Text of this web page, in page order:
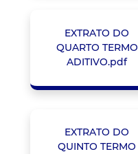
EXTRATO DO
QUARTO TERMO
ADITIVO.pdf
EXTRATO DO
QUINTO TERMO